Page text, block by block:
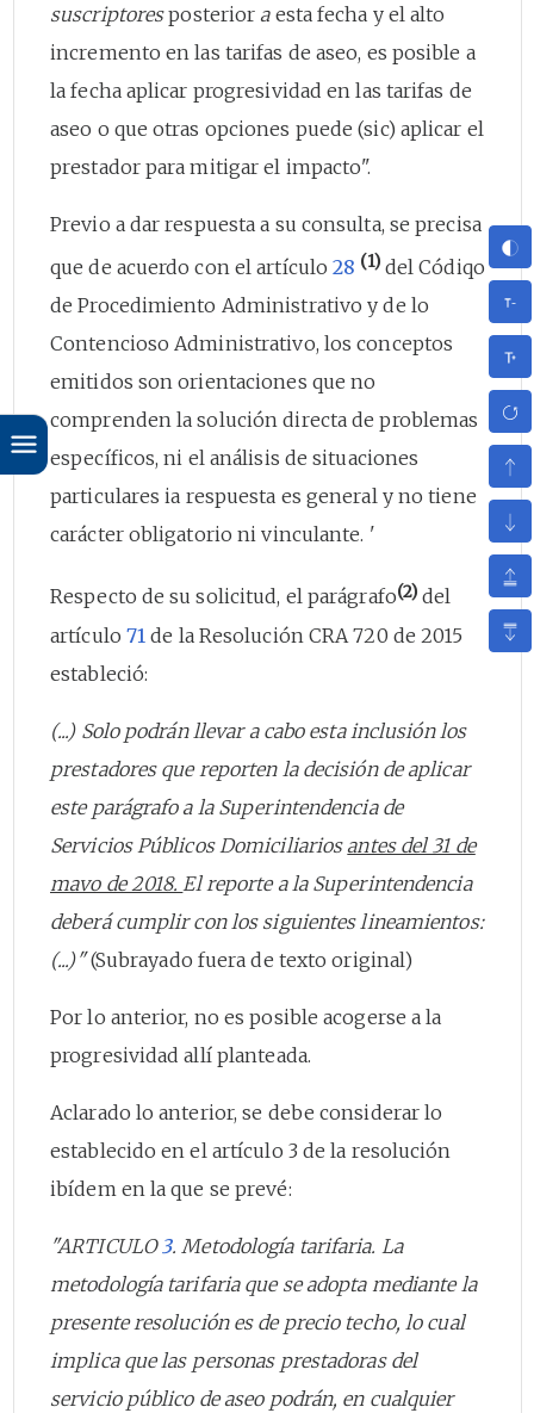
suscriptoresposterior a esta fecha y el alto
incremento en las tarifas de aseo, es posible a
la fecha aplicar progresividad en las tarifas de
aseo o que otras opciones puede (sic) aplicar el
prestador para mitigar el impacto".
Previo a dar respuesta a su consulta, se precisa
que de acuerdo con el artículo28 (1)del Códiqo
de Procedimiento Administrativo y de lo
Contencioso Administrativo, los conceptos
emitidos son orientaciones que no
comprenden la solución directa de problemas
específicos, ni el análisis de situaciones
particulares ia respuesta es general y no tiene
carácter obligatorio ni vinculante. '
Respecto de su solicitud, el parágrafo(2) del
artículo 71 de la Resolución CRA 720 de 2015
estableció:
(...) Solo podrán llevar a cabo esta inclusión los
prestadores que reporten la decisión de aplicar
este parágrafo a la Superintendencia de
Servicios Públicos Domiciliariosantes del 31 de
mavo de 2018. El reporte a la Superintendencia
deberá cumplir con los siguientes lineamientos:
(...)"(Subrayado fuera de texto original)
Por lo anterior, no es posible acogerse a la
progresividad allí planteada.
Aclarado lo anterior, se debe considerar lo
establecido en el artículo 3 de la resolución
ibídem en la que se prevé:
"ARTICULO 3. Metodología tarifaria. La
metodología tarifaria que se adopta mediante la
presente resolución es de precio techo, lo cual
implica que las personas prestadoras del
servicio público de aseo podrán, en cualquier